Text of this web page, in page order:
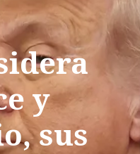
y
sus